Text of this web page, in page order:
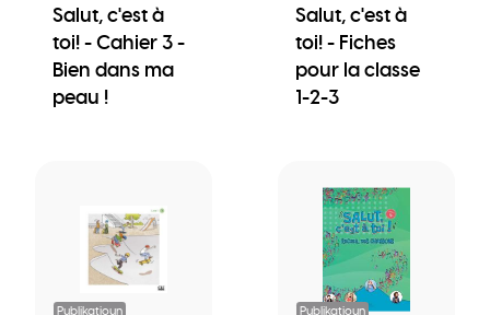
Salut, c'est à
toi! - Cahier 3 -
Bien dans ma
peau !
Salut, c'est à
toi! - Fiches
pour la classe
1-2-3
Publikatioun Publikatioun